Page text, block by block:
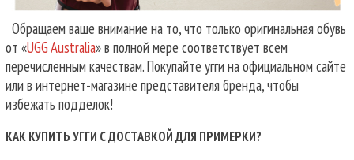
Обращаем ваше внимание на то, что только оригинальная обувь
от «UGG Australia» в полной мере соответствует всем
перечисленным качествам. Покупайте угги на официальном сайте
или в интернет-магазине представителя бренда, чтобы
избежать подделок!
КАК КУПИТЬ УГГИ С ДОСТАВКОЙ ДЛЯ ПРИМЕРКИ?